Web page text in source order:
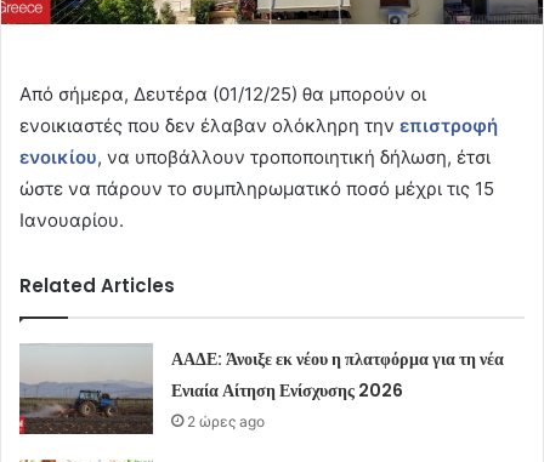
Από σήμερα, Δευτέρα (01/12/25) θα μπορούν οι
ενοικιαστές που δεν έλαβαν ολόκληρη την επιστροφή
ενοικίου, να υποβάλλουν τροποποιητική δήλωση, έτσι
ώστε να πάρουν το συμπληρωματικό ποσό μέχρι τις 15
Ιανουαρίου.
Related Articles
ΑΑΔΕ: Άνοιξε εκ νέου η πλατφόρμα για τη νέα
Ενιαία Αίτηση Ενίσχυσης 2026
2 ώρες ago